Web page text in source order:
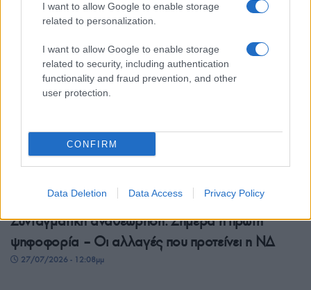
I want to allow Google to enable storage
related to personalization.
I want to allow Google to enable storage
related to security, including authentication
functionality and fraud prevention, and other
user protection.
CONFIRM
Data Deletion Data Access Privacy Policy
27/07/2026 - 11:14μμ
ΠΟΛΙΤΙΚΗ
Συνταγματική αναθεώρηση: Σήμερα η πρώτη
ψηφοφορία – Οι αλλαγές που προτείνει η ΝΔ
27/07/2026 - 12:08μμ